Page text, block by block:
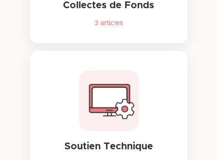
Collectes de Fonds
3articles
Soutien Technique